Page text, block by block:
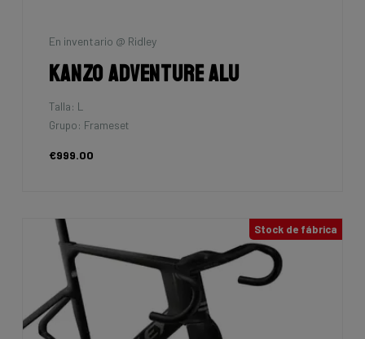
En inventario @ Ridley
Kanzo Adventure Alu
Talla: L
Grupo: Frameset
€999.00
Stock de fábrica